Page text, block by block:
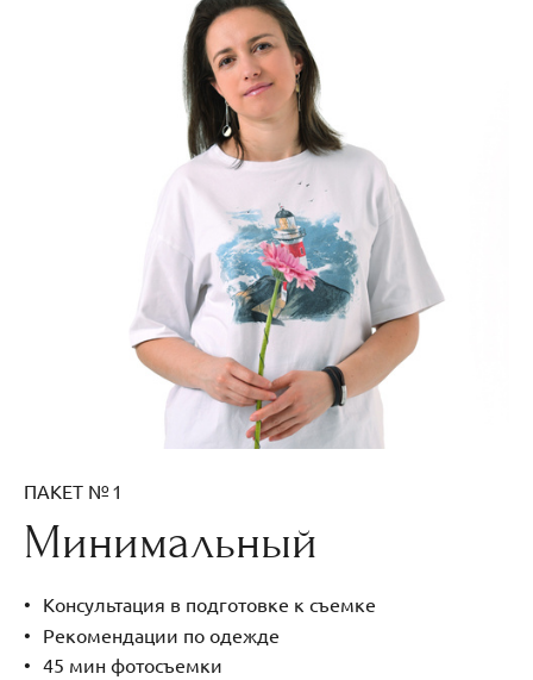
ПАКЕТ № 1
Минимальный
Консультация в подготовке к съемке
Рекомендации по одежде
45 мин фотосъемки